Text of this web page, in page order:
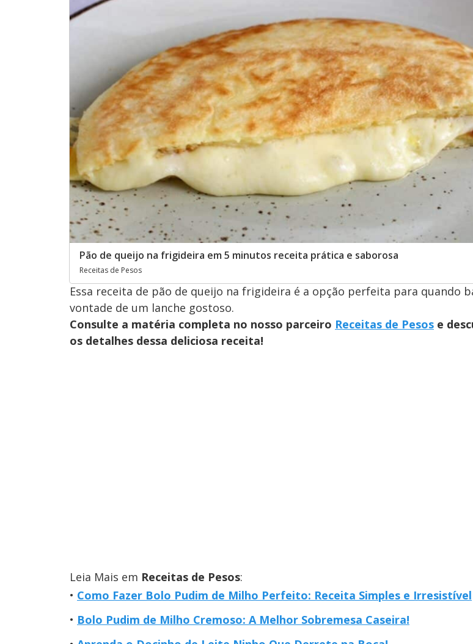
Pão de queijo na frigideira em 5 minutos receita prática e saborosa
Receitas de Pesos
Essa receita de pão de queijo na frigideira é a opção perfeita para quando
vontade de um lanche gostoso.
Consulte a matéria completa no nosso parceiro Receitas de Pesos e
os detalhes dessa deliciosa receita!
Leia Mais em Receitas de Pesos:
Como Fazer Bolo Pudim de Milho Perfeito: Receita Simples e Irresistível
Bolo Pudim de Milho Cremoso: A Melhor Sobremesa Caseira!